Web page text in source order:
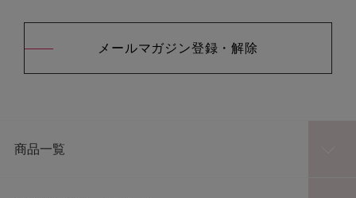
メールマガジン登録・解除
商品一覧